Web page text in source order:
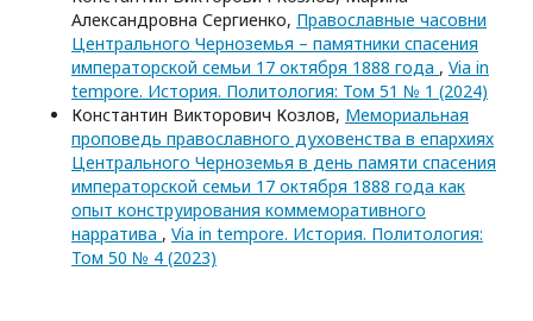
Александровна Сергиенко, Православные часовни
Центрального Черноземья – памятники спасения
императорской семьи 17 октября 1888 года , Via in
tempore. История. Политология: Том 51 № 1 (2024)
Константин Викторович Козлов, Мемориальная
проповедь православного духовенства в епархиях
Центрального Черноземья в день памяти спасения
императорской семьи 17 октября 1888 года как
опыт конструирования коммеморативного
нарратива , Via in tempore. История. Политология:
Том 50 № 4 (2023)